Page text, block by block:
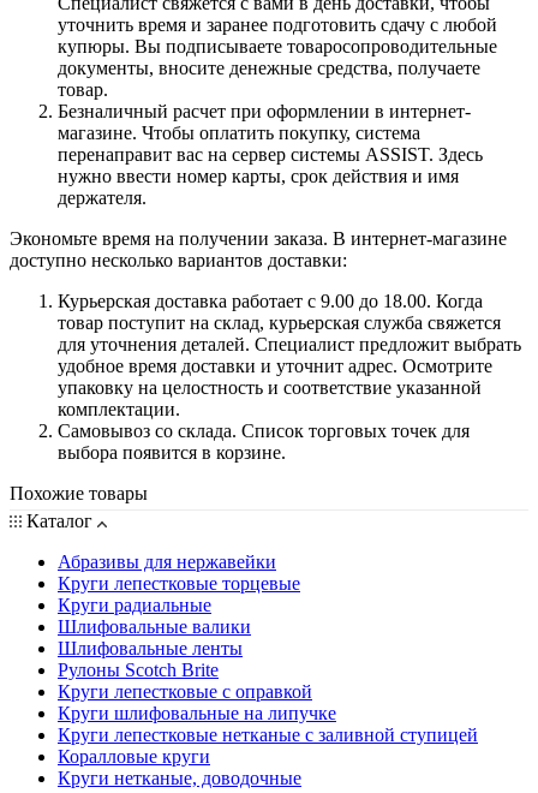
уточнить время и заранее подготовить сдачу с любой
купюры. Вы подписываете товаросопроводительные
документы, вносите денежные средства, получаете
товар.
Безналичный расчет при оформлении в интернет-
магазине. Чтобы оплатить покупку, система
перенаправит вас на сервер системы ASSIST. Здесь
нужно ввести номер карты, срок действия и имя
держателя.
Экономьте время на получении заказа. В интернет-магазине
доступно несколько вариантов доставки:
Курьерская доставка работает с 9.00 до 18.00. Когда
товар поступит на склад, курьерская служба свяжется
для уточнения деталей. Специалист предложит выбрать
удобное время доставки и уточнит адрес. Осмотрите
упаковку на целостность и соответствие указанной
комплектации.
Самовывоз со склада. Список торговых точек для
выбора появится в корзине.
Похожие товары
Каталог
Абразивы для нержавейки
Круги лепестковые торцевые
Круги радиальные
Шлифовальные валики
Шлифовальные ленты
Рулоны Scotch Brite
Круги лепестковые с оправкой
Круги шлифовальные на липучке
Круги лепестковые нетканые с заливной ступицей
Коралловые круги
Круги нетканые, доводочные